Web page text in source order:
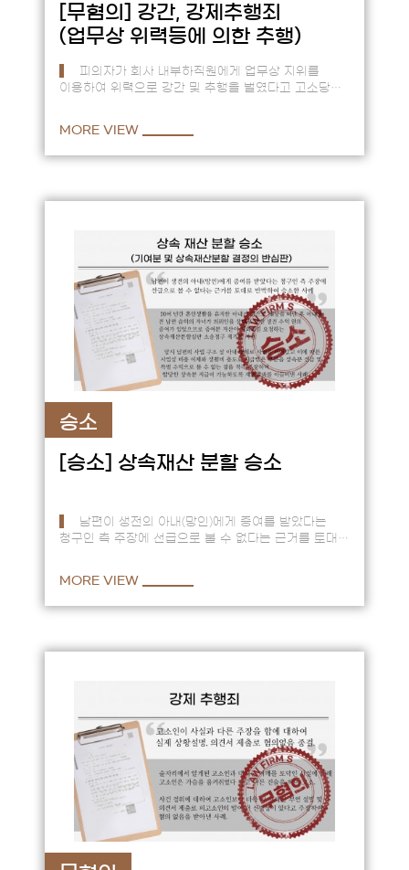
[무혐의] 강간, 강제추행죄
(업무상 위력등에 의한 추행)
피의자가 회사 내부하직원에게 업무상 지위를
이용하여 위력으로 강간 및 추행을 벌였다고 고소당한
MORE VIEW
승소
[승소] 상속재산 분할 승소
남편이 생전의 아내(망인)에게 증여를 받았다는
청구인 측 주장에 선급으로 볼 수 없다는 근거를 토대로
MORE VIEW